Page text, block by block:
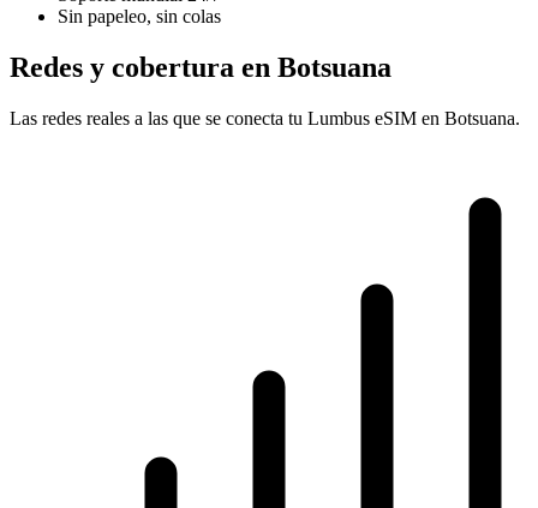
Sin papeleo, sin colas
Redes y cobertura en Botsuana
Las redes reales a las que se conecta tu Lumbus eSIM en Botsuana.